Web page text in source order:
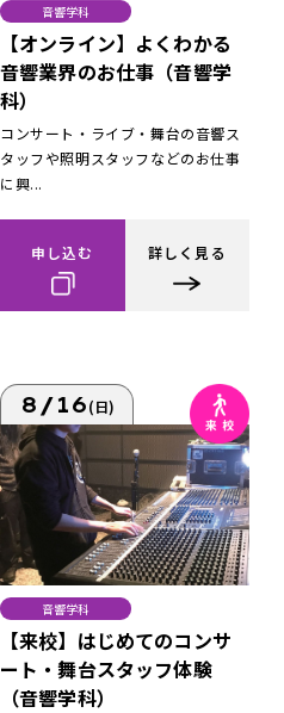
音響学科
【オンライン】よくわかる
音響業界のお仕事（音響学
科）
コンサート・ライブ・舞台の音響ス
タッフや照明スタッフなどのお仕事
に興...
申し込む 詳しく見る
8/16(日)
音響学科
【来校】はじめてのコンサ
ート・舞台スタッフ体験
（音響学科）